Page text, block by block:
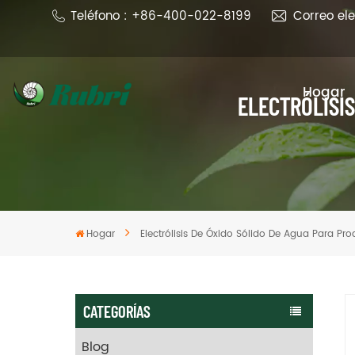
Teléfono : +86-400-022-8199 Correo
Hogar
Hogar Electrólisis De Óxido Sólido De Agua Para
CATEGORÍAS
Blog